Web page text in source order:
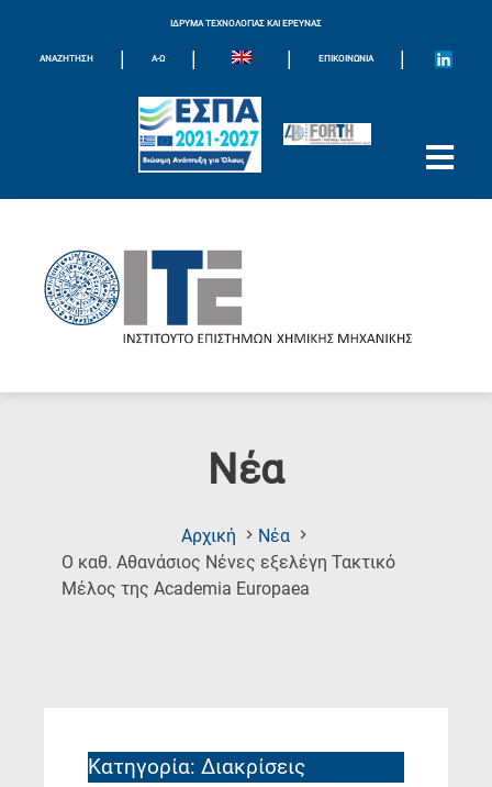
ΙΔΡΥΜΑ ΤΕΧΝΟΛΟΓΙΑΣ ΚΑΙ ΕΡΕΥΝΑΣ
ΑΝΑΖΗΤΗΣΗ | Α-Ω | | ΕΠΙΚΟΙΝΩΝΊΑ |
Νέα
Αρχική
Νέα
Ο καθ. Αθανάσιος Νένες εξελέγη Τακτικό
Μέλος της Academia Europaea
Κατηγορία: Διακρίσεις